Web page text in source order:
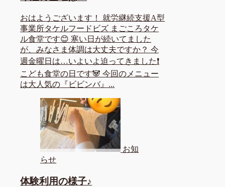
おはようございます！ 就労継続支援A型
事業所タケルフードビズ まごころタケ
ル食堂です😊 寒い日が続いてました
が、みなさま体調は大丈夫ですか？ 今
週金曜日は…いよいよ迫ってきました❗
こども食堂の日です🐼 今回のメニュー
は大人気の『ビビンバ』...
お知
らせ
体験利用の様子♪